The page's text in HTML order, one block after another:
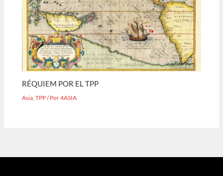
RÉQUIEM POR EL TPP
Asia,TPP/ Por4ASIA